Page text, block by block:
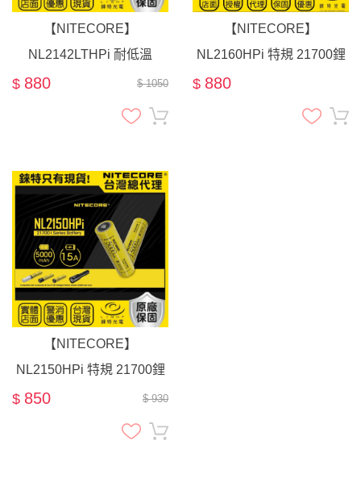
【NITECORE】
NL2142LTHPi 耐低溫
21700 鋰電池 / 容量$ 1050
$ 880
【NITECORE】
NL2160HPi 特規 21700鋰
電池 / 容量6000mAh
$ 880
【NITECORE】
NL2150HPi 特規 21700鋰
電池 / 容量5000mAh$ 930
$ 850